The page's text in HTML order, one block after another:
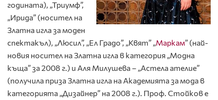
годината), „Триумф”,
„Ирида” (носител на
Златна игла за моден
спектакъл), „Люсил”, „Ел Градо”, „Квят” „Маркам” (най-
новия носител на Златна игла в категория „Модна
къща” за 2008 г.) и Аля Милушева – „Астела ателие”
(получила приза Златна игла на Академията за мода в
категорията „Дизайнер” на 2008 г.). Проф. Стойков е